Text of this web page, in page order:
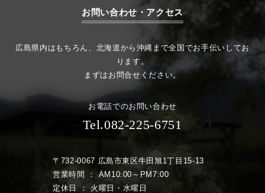
お問い合わせ・アクセス
広島県内はもちろん、北海道から沖縄まで全国でお手伝いしてお
ります。
まずはお問合せください。
お電話でのお問い合わせ
Tel.082-225-6751
〒732-0067 広島市東区牛田旭1丁目15-13
営業時間 ： AM10:00～PM7:00
定休日 ： 火曜日・水曜日